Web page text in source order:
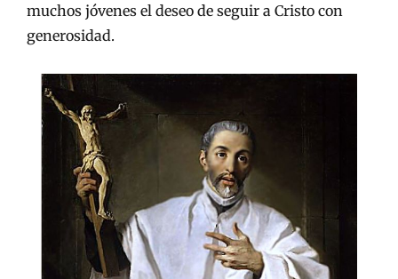
muchos jóvenes el deseo de seguir a Cristo con
generosidad.